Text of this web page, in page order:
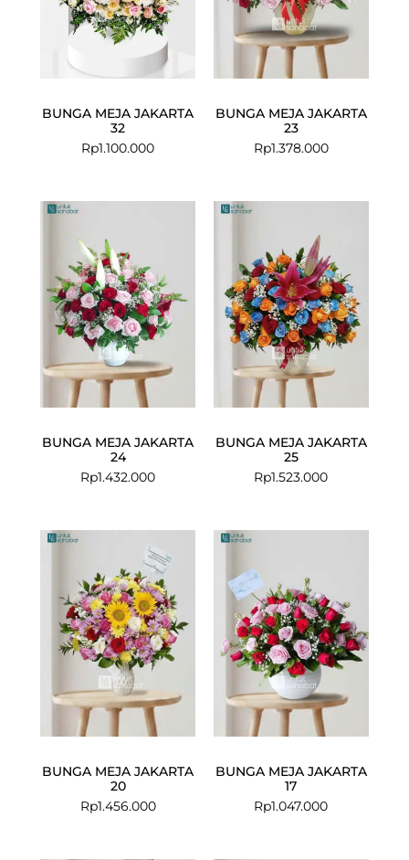
BUNGA MEJA JAKARTA
32
Rp1.100.000
BUNGA MEJA JAKARTA
23
Rp1.378.000
BUNGA MEJA JAKARTA
24
Rp1.432.000
BUNGA MEJA JAKARTA
25
Rp1.523.000
BUNGA MEJA JAKARTA
20
Rp1.456.000
BUNGA MEJA JAKARTA
17
Rp1.047.000